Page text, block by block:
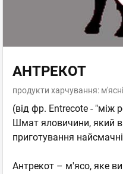
АНТРЕКОТ
продукти харчування:
(від фр. Entrecote - "між
Шмат яловичини, який
приготування
Антрекот – м'ясо, яке